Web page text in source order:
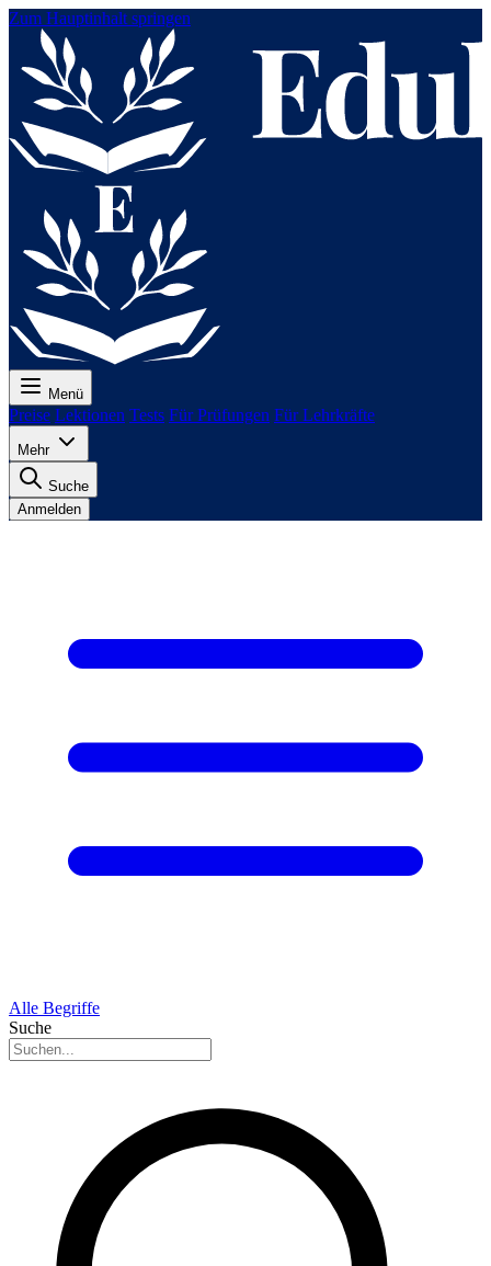
Zum Hauptinhalt springen
Menü
Preise Lektionen Tests Für Prüfungen Für Lehrkräfte
Mehr
Suche
Anmelden
Alle Begriffe
Suche